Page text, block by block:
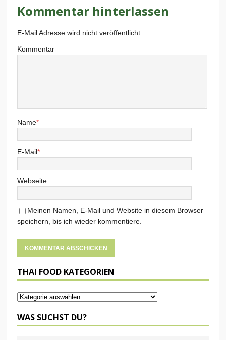
Kommentar hinterlassen
E-Mail Adresse wird nicht veröffentlicht.
Kommentar
Name*
E-Mail*
Webseite
Meinen Namen, E-Mail und Website in diesem Browser
speichern, bis ich wieder kommentiere.
THAI FOOD KATEGORIEN
WAS SUCHST DU?